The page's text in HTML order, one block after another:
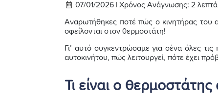
07/01/2026 | Χρόνος Ανάγνωσης: 2 λεπτά
Αναρωτήθηκες ποτέ πώς ο κινητήρας του
οφείλονται στον θερμοστάτη!
Γι’ αυτό συγκεντρώσαμε για σένα όλες
αυτοκινήτου, πώς λειτουργεί, πότε έχει
Τι είναι ο